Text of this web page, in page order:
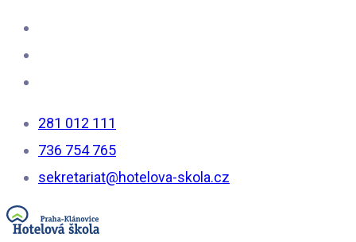
281 012 111
736 754 765
sekretariat@hotelova-skola.cz